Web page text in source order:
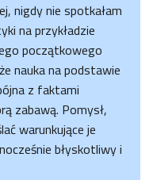
nigdy nie spotkałam
na przykładzie
początkowego
nauka na podstawie
z faktami
zabawą. Pomysł,
warunkujące je
błyskotliwy i